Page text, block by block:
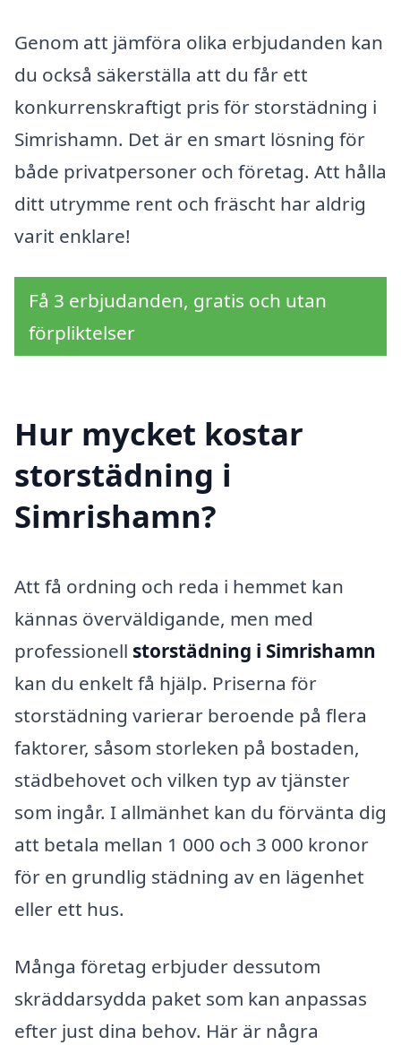
Genom att jämföra olika erbjudanden kan
du också säkerställa att du får ett
konkurrenskraftigt pris för storstädning i
Simrishamn. Det är en smart lösning för
både privatpersoner och företag. Att hålla
ditt utrymme rent och fräscht har aldrig
varit enklare!
Få 3 erbjudanden, gratis och utan
förpliktelser
Hur mycket kostar
storstädning i
Simrishamn?
Att få ordning och reda i hemmet kan
kännas överväldigande, men med
professionell storstädning i Simrishamn
kan du enkelt få hjälp. Priserna för
storstädning varierar beroende på flera
faktorer, såsom storleken på bostaden,
städbehovet och vilken typ av tjänster
som ingår. I allmänhet kan du förvänta dig
att betala mellan 1 000 och 3 000 kronor
för en grundlig städning av en lägenhet
eller ett hus.
Många företag erbjuder dessutom
skräddarsydda paket som kan anpassas
efter just dina behov. Här är några